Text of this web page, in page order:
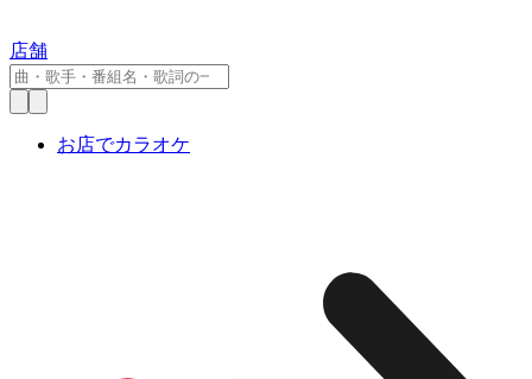
店舗
お店でカラオケ